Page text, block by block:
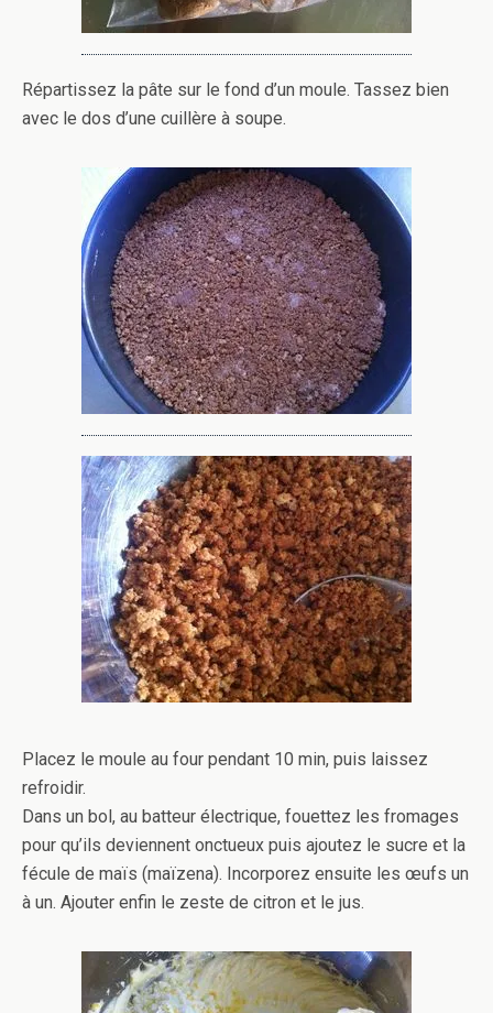
Répartissez la pâte sur le fond d’un moule. Tassez bien
avec le dos d’une cuillère à soupe.
Placez le moule au four pendant 10 min, puis laissez
refroidir.
Dans un bol, au batteur électrique, fouettez les fromages
pour qu’ils deviennent onctueux puis ajoutez le sucre et la
fécule de maïs (maïzena). Incorporez ensuite les œufs un
à un. Ajouter enfin le zeste de citron et le jus.